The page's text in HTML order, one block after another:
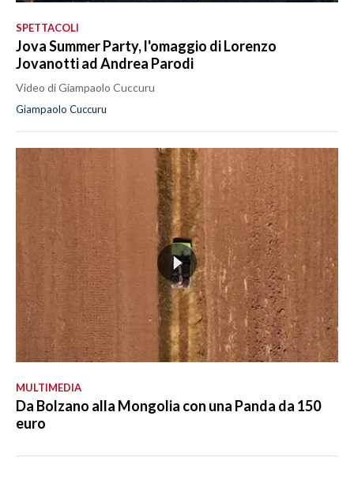
SPETTACOLI
Jova Summer Party, l'omaggio di Lorenzo
Jovanotti ad Andrea Parodi
Video di Giampaolo Cuccuru
Giampaolo Cuccuru
MULTIMEDIA
Da Bolzano alla Mongolia con una Panda da 150
euro